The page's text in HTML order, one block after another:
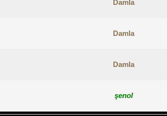
Damla
Damla
Damla
şenol